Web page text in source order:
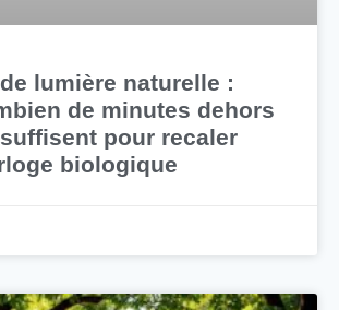
lumière naturelle :
de minutes dehors
pour recaler
biologique